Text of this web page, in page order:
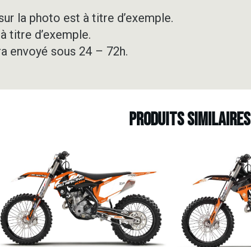
la photo est à titre d’exemple.
titre d’exemple.
envoyé sous 24 – 72h.
Produits similaires